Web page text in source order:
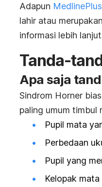
Adapun MedlinePlus
lahir atau
informasi lebih
Tanda-
Apa saja
Sindrom Horner
paling umum timbul
Pupil mata
Perbedaan
Pupil yang
Kelopak